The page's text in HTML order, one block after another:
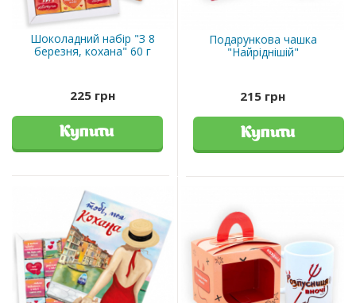
Шоколадний набір "З 8
березня, кохана" 60 г
225 грн
Купити
Подарункова чашка
"Найріднішій"
215 грн
Купити